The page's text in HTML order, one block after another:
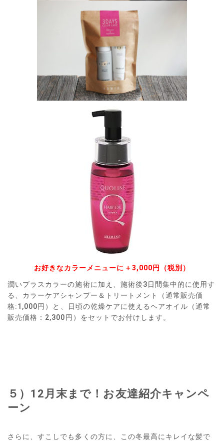
お好きなカラーメニューに＋3,000円（税別）
潤いプラスカラーの施術に加え、施術後3日間集中的に使用す
る、カラーケアシャンプー＆トリートメント（通常販売価
格:1,000円）と、日頃の乾燥ケアに使えるヘアオイル（通常
販売価格：2,300円）をセットでお付けします。
５）12月末まで！お友達紹介キャンペ
ーン
さらに、すこしでも多くの方に、この冬最高にキレイな髪で